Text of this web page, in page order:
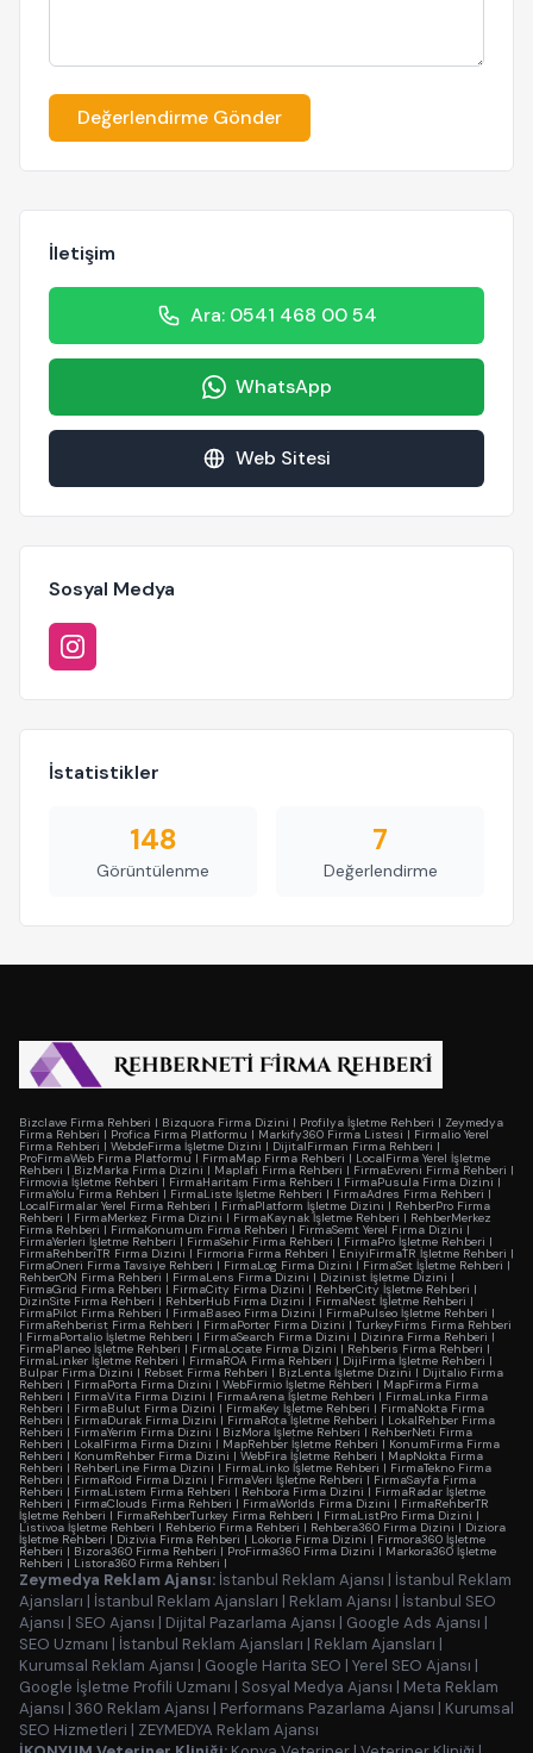
Değerlendirme Gönder
İletişim
Ara: 0541 468 00 54
WhatsApp
Web Sitesi
Sosyal Medya
İstatistikler
148
Görüntülenme
7
Değerlendirme
Bizclave Firma Rehberi | Bizquora Firma Dizini | Profilya İşletme Rehberi | Zeymedya
Firma Rehberi | Profica Firma Platformu | Markify360 Firma Listesi | Firmalio Yerel
Firma Rehberi | WebdeFirma İşletme Dizini | DijitalFirman Firma Rehberi |
ProFirmaWeb Firma Platformu | FirmaMap Firma Rehberi | LocalFirma Yerel İşletme
Rehberi | BizMarka Firma Dizini | Maplafi Firma Rehberi | FirmaEvreni Firma Rehberi |
Firmovia İşletme Rehberi | FirmaHaritam Firma Rehberi | FirmaPusula Firma Dizini |
FirmaYolu Firma Rehberi | FirmaListe İşletme Rehberi | FirmaAdres Firma Rehberi |
LocalFirmalar Yerel Firma Rehberi | FirmaPlatform İşletme Dizini | RehberPro Firma
Rehberi | FirmaMerkez Firma Dizini | FirmaKaynak İşletme Rehberi | RehberMerkez
Firma Rehberi | FirmaKonumum Firma Rehberi | FirmaSemt Yerel Firma Dizini |
FirmaYerleri İşletme Rehberi | FirmaSehir Firma Rehberi | FirmaPro İşletme Rehberi |
FirmaRehberiTR Firma Dizini | Firmoria Firma Rehberi | EniyiFirmaTR İşletme Rehberi |
FirmaOneri Firma Tavsiye Rehberi | FirmaLog Firma Dizini |FirmaSet İşletme Rehberi |
RehberON Firma Rehberi | FirmaLens Firma Dizini | Dizinist İşletme Dizini |
FirmaGrid Firma Rehberi | FirmaCity Firma Dizini | RehberCity İşletme Rehberi |
DizinSite Firma Rehberi | RehberHub Firma Dizini | FirmaNest İşletme Rehberi |
FirmaPilot Firma Rehberi | FirmaBaseo Firma Dizini | FirmaPulseo İşletme Rehberi |
FirmaRehberist Firma Rehberi | FirmaPorter Firma Dizini | TurkeyFirms Firma Rehberi
| FirmaPortalio İşletme Rehberi | FirmaSearch Firma Dizini | Dizinra Firma Rehberi |
FirmaPlaneo İşletme Rehberi | FirmaLocate Firma Dizini | Rehberis Firma Rehberi |
FirmaLinker İşletme Rehberi | FirmaROA Firma Rehberi | DijiFirma İşletme Rehberi |
Bulpar Firma Dizini | Rebset Firma Rehberi | BizLenta İşletme Dizini | Dijitalio Firma
Rehberi | FirmaPorta Firma Dizini | WebFirmio İşletme Rehberi | MapFirma Firma
Rehberi | FirmaVita Firma Dizini | FirmaArena İşletme Rehberi | FirmaLinka Firma
Rehberi | FirmaBulut Firma Dizini | FirmaKey İşletme Rehberi | FirmaNokta Firma
Rehberi | FirmaDurak Firma Dizini | FirmaRota İşletme Rehberi | LokalRehber Firma
Rehberi | FirmaYerim Firma Dizini | BizMora İşletme Rehberi | RehberNeti Firma
Rehberi | LokalFirma Firma Dizini | MapRehber İşletme Rehberi | KonumFirma Firma
Rehberi | KonumRehber Firma Dizini | WebFira İşletme Rehberi | MapNokta Firma
Rehberi | RehberLine Firma Dizini | FirmaLinko İşletme Rehberi | FirmaTekno Firma
Rehberi | FirmaRoid Firma Dizini | FirmaVeri İşletme Rehberi | FirmaSayfa Firma
Rehberi | FirmaListem Firma Rehberi | Rehbora Firma Dizini | FirmaRadar İşletme
Rehberi | FirmaClouds Firma Rehberi | FirmaWorlds Firma Dizini | FirmaRehberTR
İşletme Rehberi | FirmaRehberTurkey Firma Rehberi | FirmaListPro Firma Dizini |
Listivoa İşletme Rehberi | Rehberio Firma Rehberi | Rehbera360 Firma Dizini | Diziora
İşletme Rehberi | Dizivia Firma Rehberi | Lokoria Firma Dizini | Firmora360 İşletme
Rehberi | Bizora360 Firma Rehberi | ProFirma360 Firma Dizini | Markora360 İşletme
Rehberi | Listora360 Firma Rehberi |
Zeymedya Reklam Ajansı: İstanbul Reklam Ajansı | İstanbul Reklam
Ajansları | İstanbul Reklam Ajansları | Reklam Ajansı | İstanbul SEO
Ajansı | SEO Ajansı | Dijital Pazarlama Ajansı | Google Ads Ajansı |
SEO Uzmanı | İstanbul Reklam Ajansları | Reklam Ajansları |
Kurumsal Reklam Ajansı | Google Harita SEO | Yerel SEO Ajansı |
Google İşletme Profili Uzmanı | Sosyal Medya Ajansı | Meta Reklam
Ajansı | 360 Reklam Ajansı | Performans Pazarlama Ajansı | Kurumsal
SEO Hizmetleri | ZEYMEDYA Reklam Ajansı